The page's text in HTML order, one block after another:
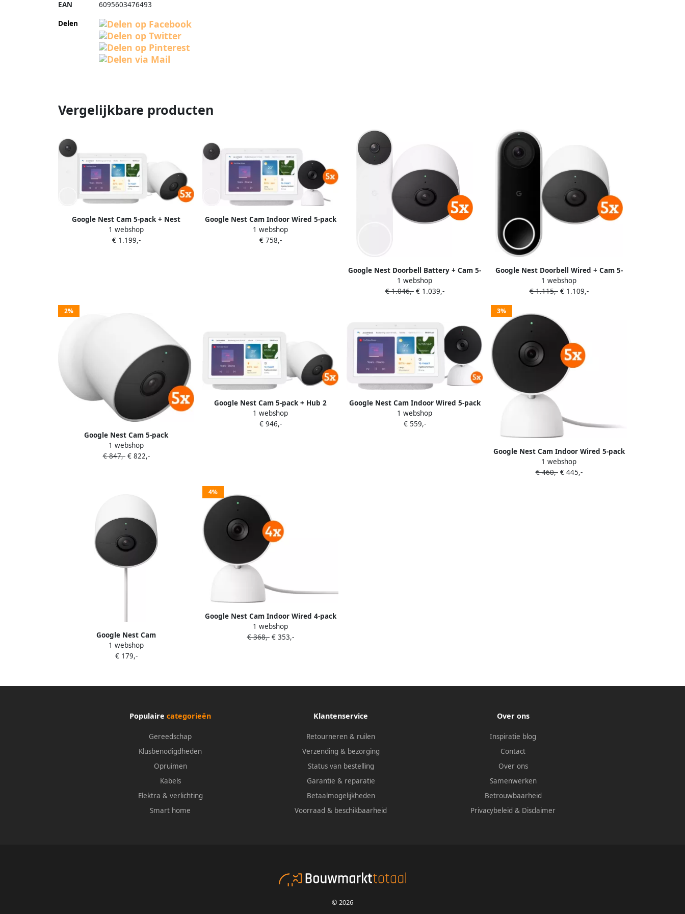
EAN 6095603476493
Delen
Vergelijkbare producten
Google Nest Cam 5-pack + Nest
Deurbel + Nest Hub 2
1 webshop
€ 1.199,-
Google Nest Cam Indoor Wired 5-pack
+ Nest Deurbel + Nest Hub 2
1 webshop
€ 758,-
Google Nest Doorbell Battery + Cam 5-
pack
1 webshop
€ 1.046,-€ 1.039,-
Google Nest Doorbell Wired + Cam 5-
pack
1 webshop
€ 1.115,-€ 1.109,-
2%
Google Nest Cam 5-pack
1 webshop
€ 847,-€ 822,-
Google Nest Cam 5-pack + Hub 2
1 webshop
€ 946,-
Google Nest Cam Indoor Wired 5-pack
+ Hub 2
1 webshop
€ 559,-
3%
Google Nest Cam Indoor Wired 5-pack
1 webshop
€ 460,-€ 445,-
Google Nest Cam
1 webshop
€ 179,-
4%
Google Nest Cam Indoor Wired 4-pack
1 webshop
€ 368,-€ 353,-
Populaire categorieën
Gereedschap
Klusbenodigdheden
Opruimen
Kabels
Elektra & verlichting
Smart home
Klantenservice
Retourneren & ruilen
Verzending & bezorging
Status van bestelling
Garantie & reparatie
Betaalmogelijkheden
Voorraad & beschikbaarheid
Over ons
Inspiratie blog
Contact
Over ons
Samenwerken
Betrouwbaarheid
Privacybeleid & Disclaimer
© 2026